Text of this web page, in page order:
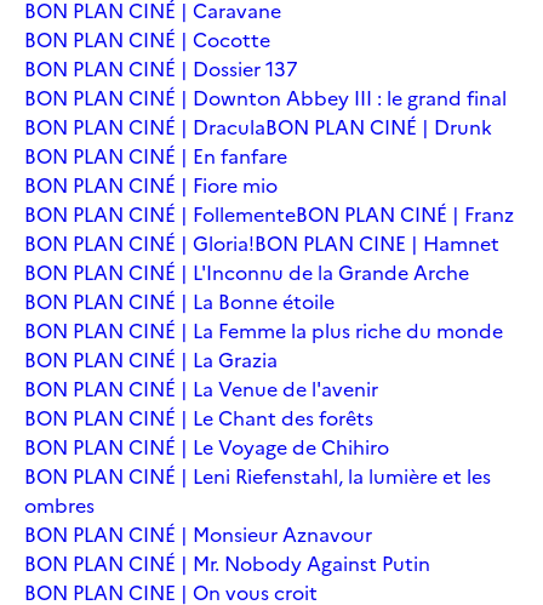
BON PLAN CINÉ | Caravane
BON PLAN CINÉ | Cocotte
BON PLAN CINÉ | Dossier 137
BON PLAN CINÉ | Downton Abbey III : le grand final
BON PLAN CINÉ | DraculaBON PLAN CINÉ | Drunk
BON PLAN CINÉ | En fanfare
BON PLAN CINÉ | Fiore mio
BON PLAN CINÉ | FollementeBON PLAN CINÉ | Franz
BON PLAN CINÉ | Gloria!BON PLAN CINE | Hamnet
BON PLAN CINÉ | L'Inconnu de la Grande Arche
BON PLAN CINÉ | La Bonne étoile
BON PLAN CINÉ | La Femme la plus riche du monde
BON PLAN CINÉ | La Grazia
BON PLAN CINÉ | La Venue de l'avenir
BON PLAN CINÉ | Le Chant des forêts
BON PLAN CINÉ | Le Voyage de Chihiro
BON PLAN CINÉ | Leni Riefenstahl, la lumière et les
ombres
BON PLAN CINÉ | Monsieur Aznavour
BON PLAN CINÉ | Mr. Nobody Against Putin
BON PLAN CINE | On vous croit